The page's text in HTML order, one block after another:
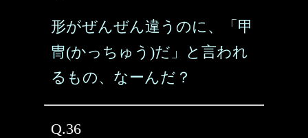
形がぜんぜん違うのに、「甲
冑(かっちゅう)だ」と言われ
るもの、なーんだ？
Q.36